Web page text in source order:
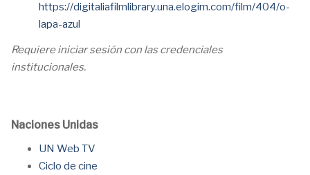
https://digitaliafilmlibrary.una.elogim.com/film/404/o-
lapa-azul
Requiere iniciar sesión con las credenciales
institucionales.
Naciones Unidas
UN Web TV
Ciclo de cine